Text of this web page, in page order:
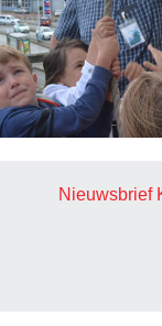
Nieuwsbrief